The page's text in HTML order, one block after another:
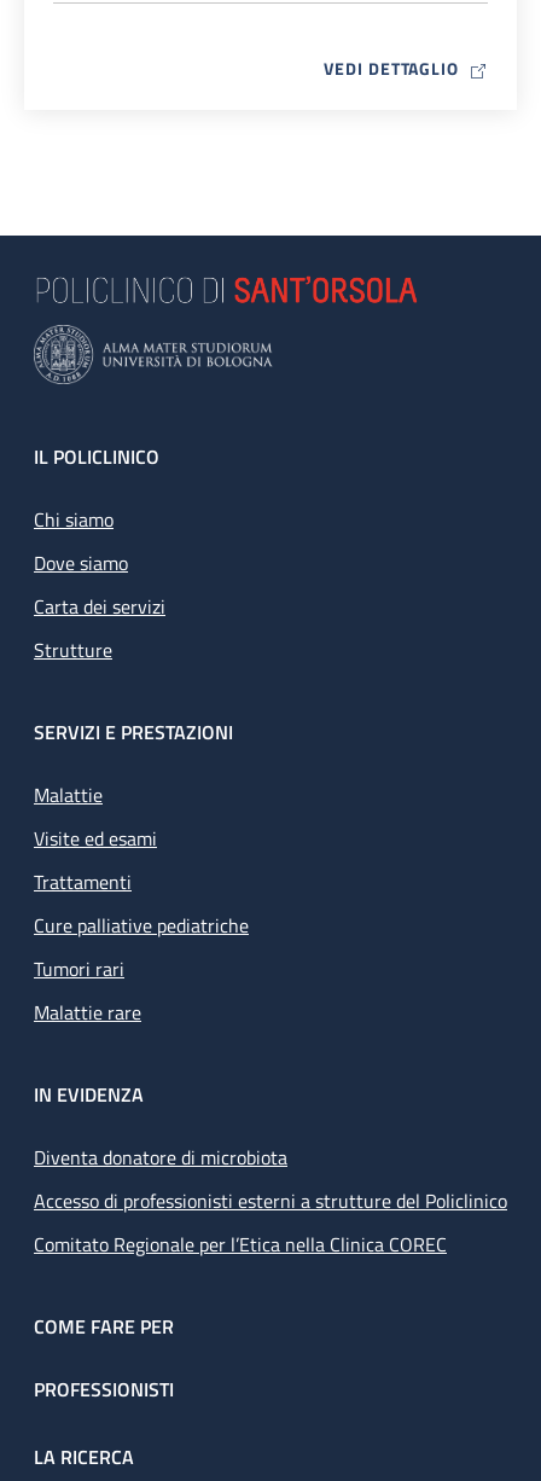
VEDI DETTAGLIO MAP ICON
Footer
IL POLICLINICO
Chi siamo
Dove siamo
Carta dei servizi
Strutture
SERVIZI E PRESTAZIONI
Malattie
Visite ed esami
Trattamenti
Cure palliative pediatriche
Tumori rari
Malattie rare
IN EVIDENZA
Diventa donatore di microbiota
Accesso di professionisti esterni a strutture del Policlinico
Comitato Regionale per l’Etica nella Clinica COREC
COME FARE PER
PROFESSIONISTI
LA RICERCA